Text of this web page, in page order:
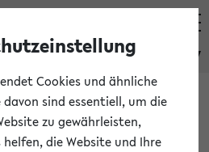
eKVV
Semester
Cookies und ähnliche
davon sind essentiell, um die
zu gewährleisten,
die Website und Ihre